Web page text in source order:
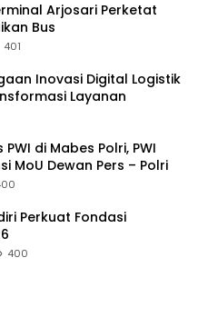
Arjosari Perketat
Bus
401
Inovasi Digital Logistik
Layanan
di Mabes Polri, PWI
MoU Dewan Pers – Polri
Perkuat Fondasi
400